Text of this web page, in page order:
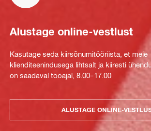
Alustage online-vestlust
Kasutage seda kiirsõnumitööriista, et meie
klienditeenindusega lihtsalt ja kiiresti
on saadaval tööajal, 8.00–17.00
ALUSTAGE ONLINE-